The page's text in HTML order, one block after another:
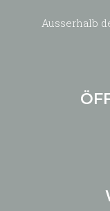
Ausserhalb